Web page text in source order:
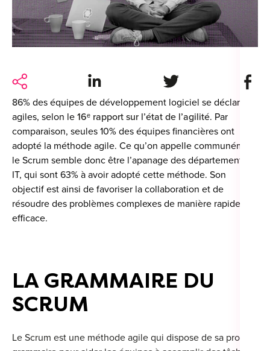
Share on LinkedIn Share on Twitter
86% des équipes de développement logiciel se déclarent
agiles, selon le 16ᵉ rapport sur l’état de l’agilité. Par
comparaison, seules 10% des équipes financières ont
adopté la méthode agile. Ce qu’on appelle communément
le Scrum semble donc être l’apanage des départements
IT, qui sont 63% à avoir adopté cette méthode. Son
objectif est ainsi de favoriser la collaboration et de
résoudre des problèmes complexes de manière rapide et
efficace.
LA GRAMMAIRE DU
SCRUM
Le Scrum est une méthode agile qui dispose de sa propre